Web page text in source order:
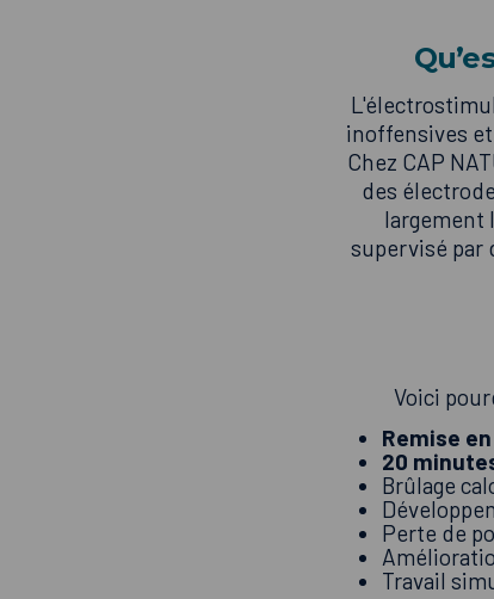
inoffensives
Chez CAP
des
largement
supervisé par
Voici
Remise
20
Brûlage
Perte de
Travail